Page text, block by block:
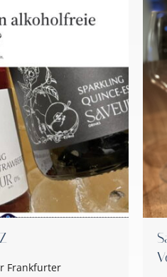
Frankfurter